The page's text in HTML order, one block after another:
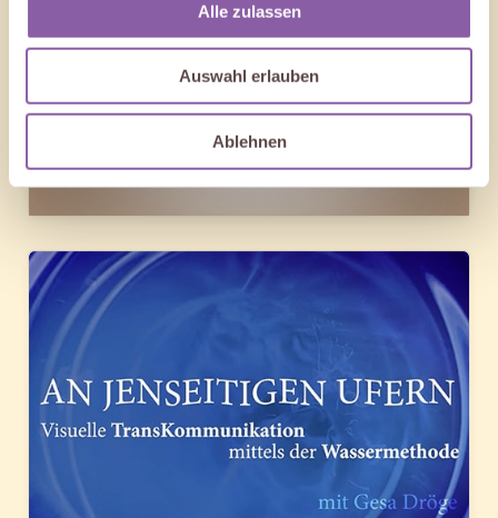
Alle zulassen
Auswahl erlauben
Ablehnen